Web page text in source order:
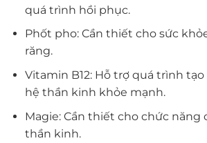
quá trình hồi phục.
Phốt pho: Cần thiết cho sức
răng.
Vitamin B12: Hỗ trợ quá trình
hệ thần kinh khỏe mạnh.
Magie: Cần thiết cho chức năng
thần kinh.